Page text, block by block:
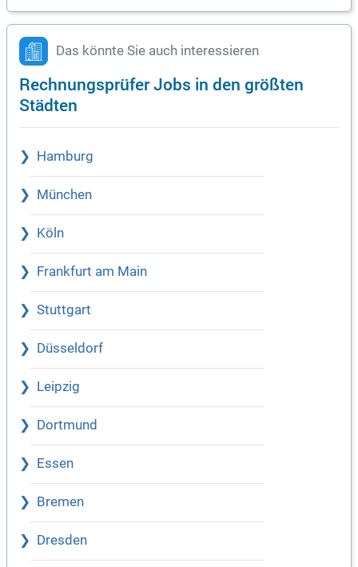
Das könnte Sie auch interessieren
Rechnungsprüfer Jobs in den größten
Städten
Hamburg
München
Köln
Frankfurt am Main
Stuttgart
Düsseldorf
Leipzig
Dortmund
Essen
Bremen
Dresden